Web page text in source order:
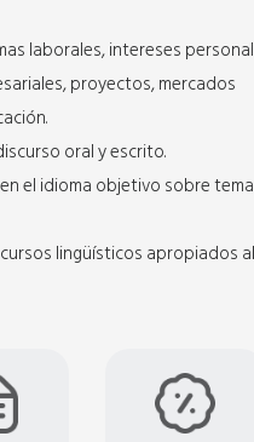
laborales, intereses
proyectos, mercados
oral y escrito.
el idioma objetivo sobre
lingüísticos apropiados al